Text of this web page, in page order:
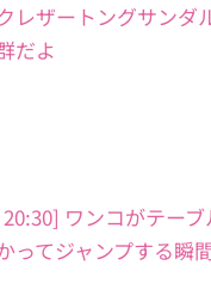
レザートングサンダ
だよ
ワンコがテー
ってジャンプする瞬